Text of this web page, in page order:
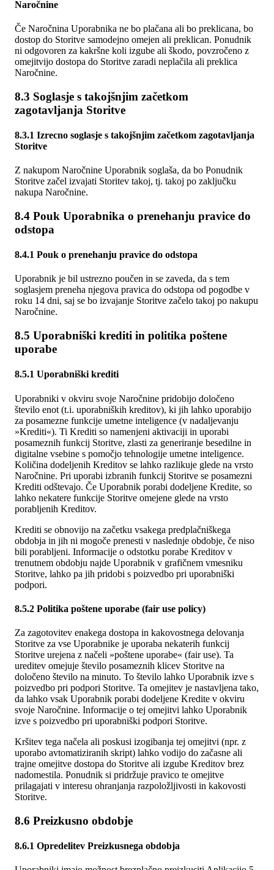
Naročnine
Če Naročnina Uporabnika ne bo plačana ali bo preklicana, bo
dostop do Storitve samodejno omejen ali preklican. Ponudnik
ni odgovoren za kakršne koli izgube ali škodo, povzročeno z
omejitvijo dostopa do Storitve zaradi neplačila ali preklica
Naročnine.
8.3 Soglasje s takojšnjim začetkom
zagotavljanja Storitve
8.3.1 Izrecno soglasje s takojšnjim začetkom zagotavljanja
Storitve
Z nakupom Naročnine Uporabnik soglaša, da bo Ponudnik
Storitve začel izvajati Storitev takoj, tj. takoj po zaključku
nakupa Naročnine.
8.4 Pouk Uporabnika o prenehanju pravice do
odstopa
8.4.1 Pouk o prenehanju pravice do odstopa
Uporabnik je bil ustrezno poučen in se zaveda, da s tem
soglasjem preneha njegova pravica do odstopa od pogodbe v
roku 14 dni, saj se bo izvajanje Storitve začelo takoj po nakupu
Naročnine.
8.5 Uporabniški krediti in politika poštene
uporabe
8.5.1 Uporabniški krediti
Uporabniki v okviru svoje Naročnine pridobijo določeno
število enot (t.i. uporabniških kreditov), ki jih lahko uporabijo
za posamezne funkcije umetne inteligence (v nadaljevanju
»Krediti«). Ti Krediti so namenjeni aktivaciji in uporabi
posameznih funkcij Storitve, zlasti za generiranje besedilne in
digitalne vsebine s pomočjo tehnologije umetne inteligence.
Količina dodeljenih Kreditov se lahko razlikuje glede na vrsto
Naročnine. Pri uporabi izbranih funkcij Storitve se posamezni
Krediti odštevajo. Če Uporabnik porabi dodeljene Kredite, so
lahko nekatere funkcije Storitve omejene glede na vrsto
porabljenih Kreditov.
Krediti se obnovijo na začetku vsakega predplačniškega
obdobja in jih ni mogoče prenesti v naslednje obdobje, če niso
bili porabljeni. Informacije o odstotku porabe Kreditov v
trenutnem obdobju najde Uporabnik v grafičnem vmesniku
Storitve, lahko pa jih pridobi s poizvedbo pri uporabniški
podpori.
8.5.2 Politika poštene uporabe (fair use policy)
Za zagotovitev enakega dostopa in kakovostnega delovanja
Storitve za vse Uporabnike je uporaba nekaterih funkcij
Storitve urejena z načeli »poštene uporabe« (fair use). Ta
ureditev omejuje število posameznih klicev Storitve na
določeno število na minuto. To število lahko Uporabnik izve s
poizvedbo pri podpori Storitve. Ta omejitev je nastavljena tako,
da lahko vsak Uporabnik porabi dodeljene Kredite v okviru
svoje Naročnine. Informacije o tej omejitvi lahko Uporabnik
izve s poizvedbo pri uporabniški podpori Storitve.
Kršitev tega načela ali poskusi izogibanja tej omejitvi (npr. z
uporabo avtomatiziranih skript) lahko vodijo do začasne ali
trajne omejitve dostopa do Storitve ali izgube Kreditov brez
nadomestila. Ponudnik si pridržuje pravico te omejitve
prilagajati v interesu ohranjanja razpoložljivosti in kakovosti
Storitve.
8.6 Preizkusno obdobje
8.6.1 Opredelitev Preizkusnega obdobja